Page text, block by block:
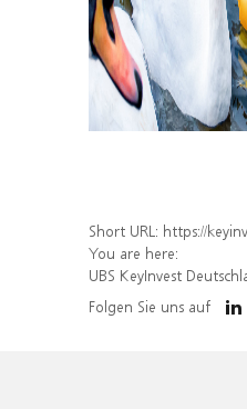
Short URL: https://keyinvest-
You are here:
UBS KeyInvest
Folgen Sie uns auf